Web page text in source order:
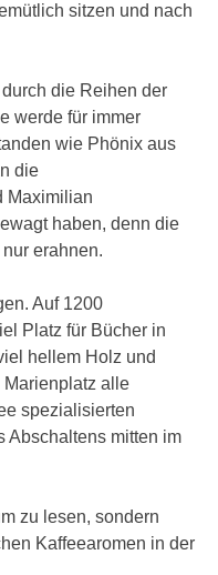
sitzen und nach
die Reihen der
werde für immer
wie Phönix aus
die
Maximilian
haben, denn die
erahnen.
Auf 1200
Platz für Bücher in
hellem Holz und
alle
spezialisierten
Abschaltens mitten im
zu lesen, sondern
Kaffeearomen in der